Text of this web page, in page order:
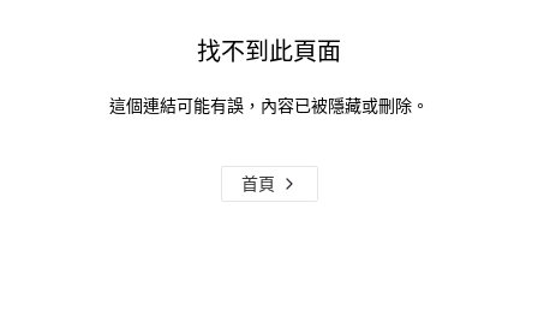
找不到此頁面
這個連結可能有誤，內容已被隱藏或刪除。
首頁